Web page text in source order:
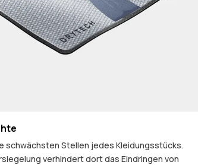
schwächsten Stellen jedes Kleidungsstücks.
verhindert dort das Eindringen von